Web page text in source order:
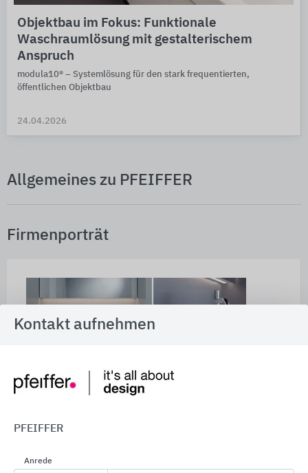
Objektbau im Fokus: Funktionale
Waschraumlösung mit gestalterischem
Anspruch
modula10® – Systemlösung für den stark frequentierten,
öffentlichen Objektbau
24.04.2026
Allgemeines zu PFEIFFER
Firmenporträt
Ganzheitliche Lösungen in Neubau und Bestand
PFEIFFER wurde 1923 als Tischlerei gegrün­det,
Kontakt aufnehmen
PFEIFFER
Anrede